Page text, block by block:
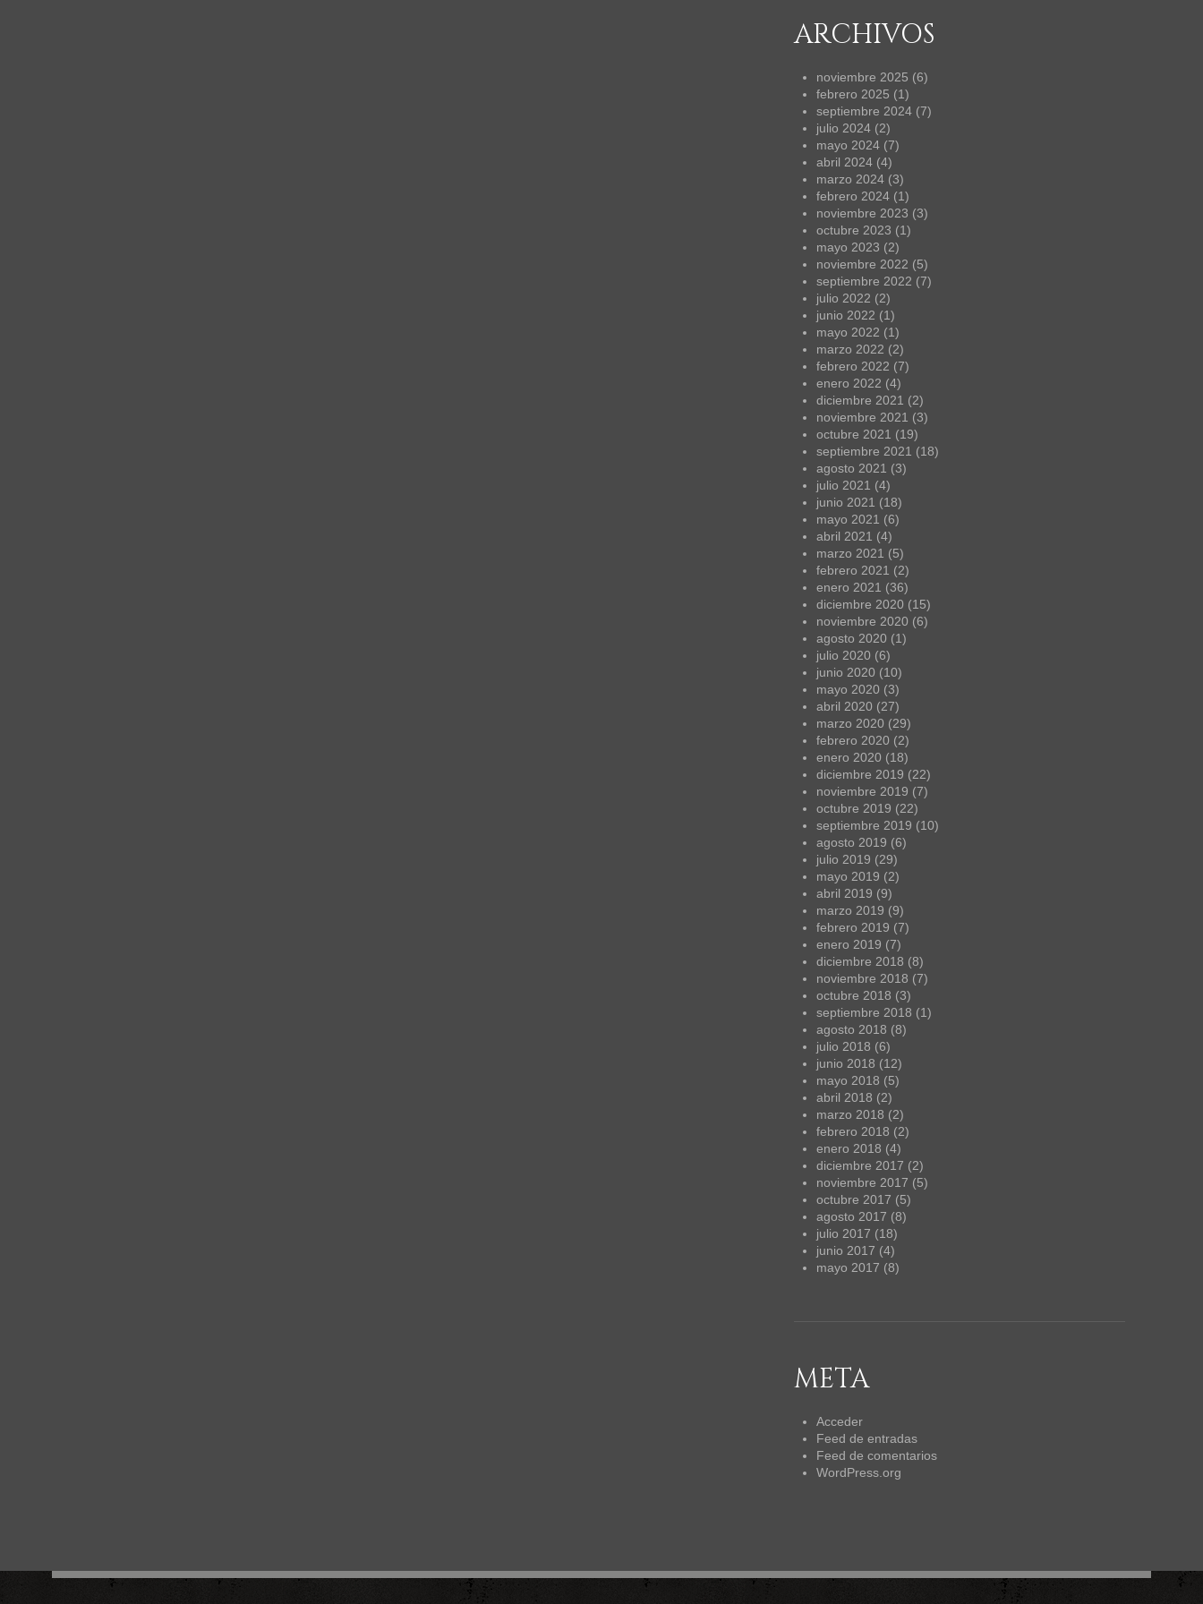
ARCHIVOS
noviembre 2025 (6)
febrero 2025 (1)
septiembre 2024 (7)
julio 2024 (2)
mayo 2024 (7)
abril 2024 (4)
marzo 2024 (3)
febrero 2024 (1)
noviembre 2023 (3)
octubre 2023 (1)
mayo 2023 (2)
noviembre 2022 (5)
septiembre 2022 (7)
julio 2022 (2)
junio 2022 (1)
mayo 2022 (1)
marzo 2022 (2)
febrero 2022 (7)
enero 2022 (4)
diciembre 2021 (2)
noviembre 2021 (3)
octubre 2021 (19)
septiembre 2021 (18)
agosto 2021 (3)
julio 2021 (4)
junio 2021 (18)
mayo 2021 (6)
abril 2021 (4)
marzo 2021 (5)
febrero 2021 (2)
enero 2021 (36)
diciembre 2020 (15)
noviembre 2020 (6)
agosto 2020 (1)
julio 2020 (6)
junio 2020 (10)
mayo 2020 (3)
abril 2020 (27)
marzo 2020 (29)
febrero 2020 (2)
enero 2020 (18)
diciembre 2019 (22)
noviembre 2019 (7)
octubre 2019 (22)
septiembre 2019 (10)
agosto 2019 (6)
julio 2019 (29)
mayo 2019 (2)
abril 2019 (9)
marzo 2019 (9)
febrero 2019 (7)
enero 2019 (7)
diciembre 2018 (8)
noviembre 2018 (7)
octubre 2018 (3)
septiembre 2018 (1)
agosto 2018 (8)
julio 2018 (6)
junio 2018 (12)
mayo 2018 (5)
abril 2018 (2)
marzo 2018 (2)
febrero 2018 (2)
enero 2018 (4)
diciembre 2017 (2)
noviembre 2017 (5)
octubre 2017 (5)
agosto 2017 (8)
julio 2017 (18)
junio 2017 (4)
mayo 2017 (8)
META
Acceder
Feed de entradas
Feed de comentarios
WordPress.org